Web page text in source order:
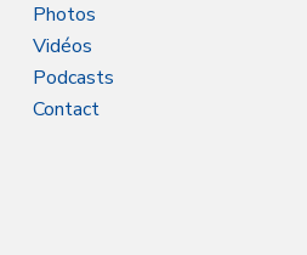
Photos
Vidéos
Podcasts
Contact